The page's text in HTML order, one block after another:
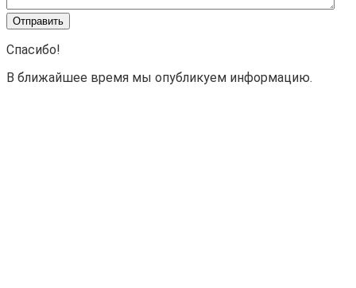
Спасибо!
В ближайшее время мы опубликуем информацию.